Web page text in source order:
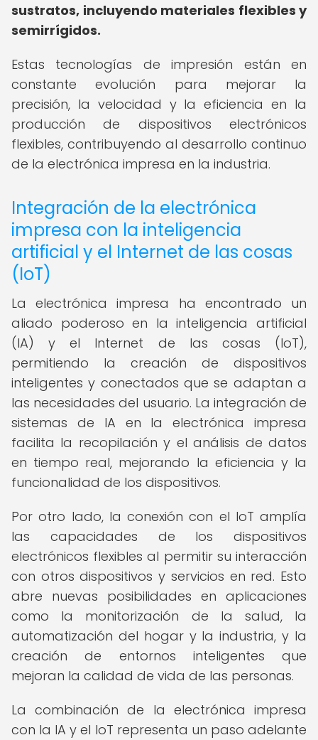
sustratos, incluyendo materiales flexibles y
semirrígidos.
Estas tecnologías de impresión están en
constante evolución para mejorar la
precisión, la velocidad y la eficiencia en la
producción de dispositivos electrónicos
flexibles, contribuyendo al desarrollo continuo
de la electrónica impresa en la industria.
Integración de la electrónica
impresa con la inteligencia
artificial y el Internet de las cosas
(IoT)
La electrónica impresa ha encontrado un
aliado poderoso en la inteligencia artificial
(IA) y el Internet de las cosas (IoT),
permitiendo la creación de dispositivos
inteligentes y conectados que se adaptan a
las necesidades del usuario. La integración de
sistemas de IA en la electrónica impresa
facilita la recopilación y el análisis de datos
en tiempo real, mejorando la eficiencia y la
funcionalidad de los dispositivos.
Por otro lado, la conexión con el IoT amplía
las capacidades de los dispositivos
electrónicos flexibles al permitir su interacción
con otros dispositivos y servicios en red. Esto
abre nuevas posibilidades en aplicaciones
como la monitorización de la salud, la
automatización del hogar y la industria, y la
creación de entornos inteligentes que
mejoran la calidad de vida de las personas.
La combinación de la electrónica impresa
con la IA y el IoT representa un paso adelante